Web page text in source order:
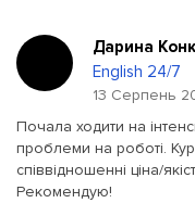
Дарина
English 24/7
13 Серпень
Почала ходити на
проблеми на роботі.
співвідношенні ціна/
Рекомендую!